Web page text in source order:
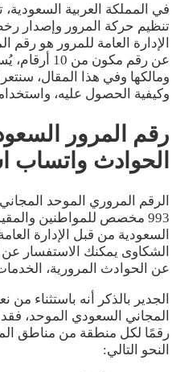
في المملكة العربية
تنظيم حركة المرور وإصدار
الإدارة العامة للمرور هو
عن رقم مكون
ومالكها وفي هذا المقال،
وكيفية الحصول عليه،
رقم المرور
الحوادث واتساب
الرقم المروري الموحد
993 مخصص للمواطنين
السعودية من قبل الإدارة
الشكاوى يمكنك الاستفسار عن
عن الحوادث المرورية،
الجدير بالذكر أنه باستثناء
المجاني السعودي الموحد،
رقمًا لكل منطقة من مناطق
النحو التالي: